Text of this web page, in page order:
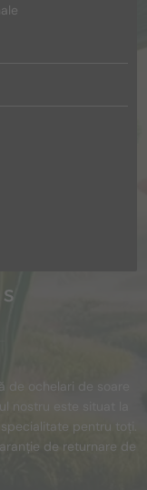
de ochelari de soare
nostru este situat la
pentru toți.
de returnare de